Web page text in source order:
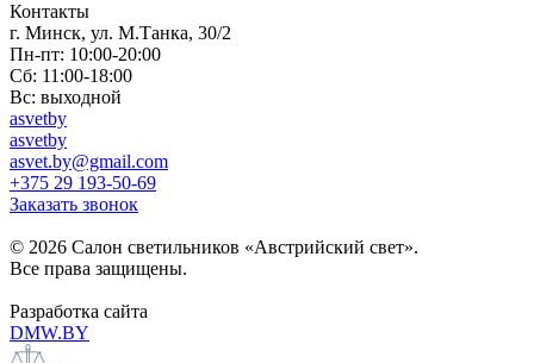
Контакты
г. Минск, ул. М.Танка, 30/2
Пн-пт: 10:00-20:00
Сб: 11:00-18:00
Вс: выходной
asvetby
asvetby
asvet.by@gmail.com
+375 29 193-50-69
Заказать звонок
© 2026 Салон светильников «Австрийский свет».
Все права защищены.
Разработка сайта
DMW.BY